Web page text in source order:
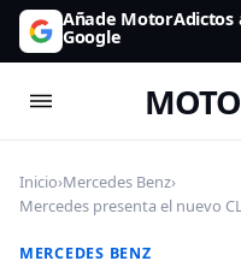
Añade MotorAdictos
Google
Inicio›Mercedes Benz›
Mercedes presenta el nuevo
MERCEDES BENZ